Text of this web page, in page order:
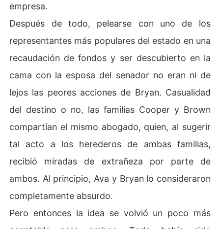
empresa.
Después de todo, pelearse con uno de los
representantes más populares del estado en una
recaudación de fondos y ser descubierto en la
cama con la esposa del senador no eran ni de
lejos las peores acciones de Bryan. Casualidad
del destino o no, las familias Cooper y Brown
compartían el mismo abogado, quien, al sugerir
tal acto a los herederos de ambas familias,
recibió miradas de extrañeza por parte de
ambos. Al principio, Ava y Bryan lo consideraron
completamente absurdo.
Pero entonces la idea se volvió un poco más